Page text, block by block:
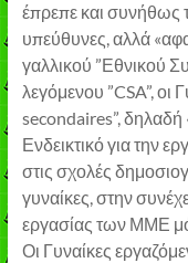
έπρεπε και συνήθως
υπεύθυνες, αλλά
γαλλικού ”Εθνικού
λεγόμενου ”CSA”, οι
secondaires”, δηλαδή
Ενδεικτικό για την
στις σχολές
γυναίκες, στην
εργασίας των ΜΜΕ
Οι Γυναίκες